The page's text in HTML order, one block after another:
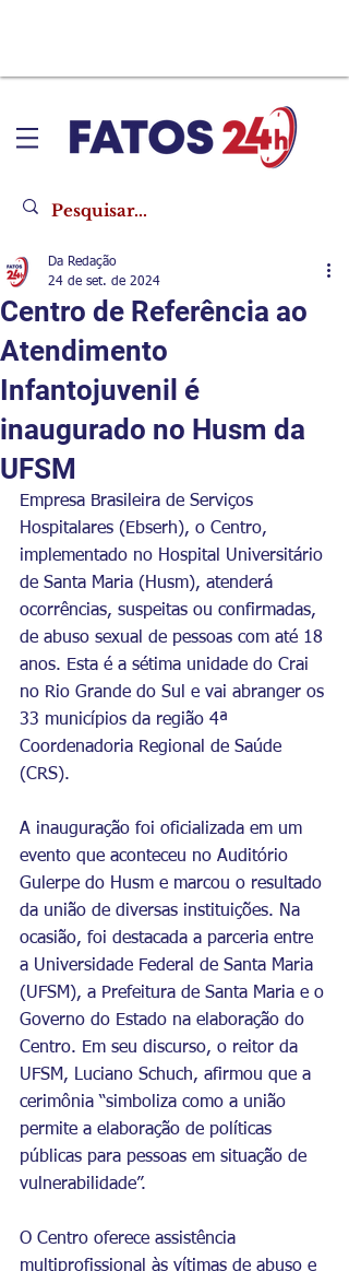
Centro de Referência ao
Atendimento
Infantojuvenil é
inaugurado no Husm da
UFSM
Da Redação
24 de set. de 2024
Empresa Brasileira de Serviços
Hospitalares (Ebserh), o Centro,
implementado no Hospital Universitário
de Santa Maria (Husm), atenderá
ocorrências, suspeitas ou confirmadas,
de abuso sexual de pessoas com até 18
anos. Esta é a sétima unidade do Crai
no Rio Grande do Sul e vai abranger os
33 municípios da região 4ª
Coordenadoria Regional de Saúde
(CRS).
A inauguração foi oficializada em um
evento que aconteceu no Auditório
Gulerpe do Husm e marcou o resultado
da união de diversas instituições. Na
ocasião, foi destacada a parceria entre
a Universidade Federal de Santa Maria
(UFSM), a Prefeitura de Santa Maria e o
Governo do Estado na elaboração do
Centro. Em seu discurso, o reitor da
UFSM, Luciano Schuch, afirmou que a
cerimônia “simboliza como a união
permite a elaboração de políticas
públicas para pessoas em situação de
vulnerabilidade”.
O Centro oferece assistência
multiprofissional às vítimas de abuso e